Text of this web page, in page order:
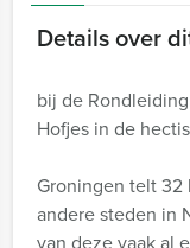
Details over
bij de
Hofjes in de
Groningen telt
andere steden in